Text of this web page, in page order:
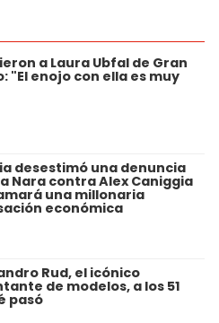
a Laura Ubfal de Gran
"El enojo con ella es muy
desestimó una denuncia
Nara contra Alex Caniggia
una millonaria
económica
Rud, el icónico
de modelos, a los 51
pasó